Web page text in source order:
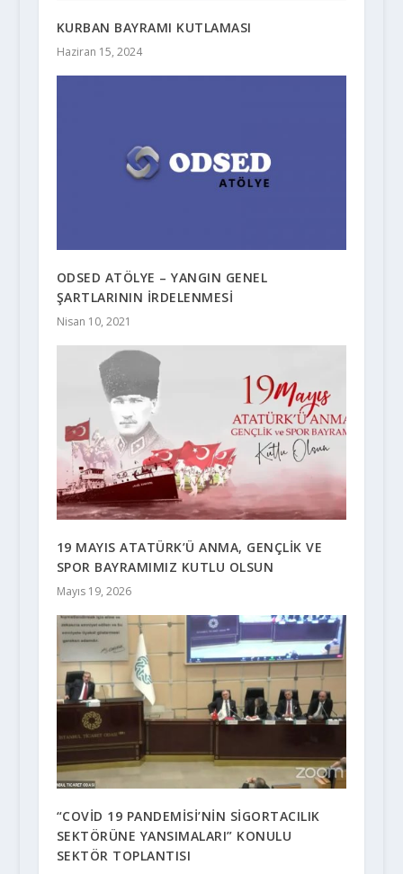
KURBAN BAYRAMI KUTLAMASI
Haziran 15, 2024
ODSED ATÖLYE – YANGIN GENEL
ŞARTLARININ İRDELENMESİ
Nisan 10, 2021
19 MAYIS ATATÜRK’Ü ANMA, GENÇLİK VE
SPOR BAYRAMIMIZ KUTLU OLSUN
Mayıs 19, 2026
“COVİD 19 PANDEMİSİ’NİN SİGORTACILIK
SEKTÖRÜNE YANSIMALARI” KONULU
SEKTÖR TOPLANTISI